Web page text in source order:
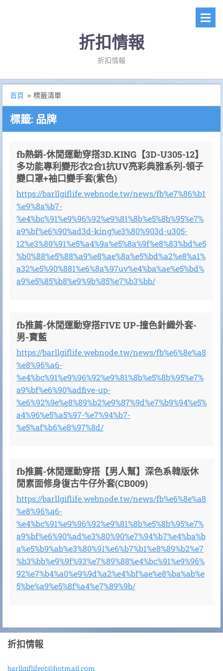
折扣情報
折扣情報
首頁 > 標籤清單
標籤: 品牌
fb熱銷-休閒運動穿搭3D.KING【3D-U305-12】
多功能專利變形衣2合1抗UV亮彩典雅系列-領子
變口罩+袖口變手套(紫色)
https://barllgiflife.webnode.tw/news/fb%e7%86%b1
%e9%8a%b7-
%e4%bc%91%e9%96%92%e9%81%8b%e5%8b%95%e7%
a9%bf%e6%90%ad3d-king%e3%80%903d-u305-
12%e3%80%91%e5%a4%9a%e5%8a%9f%e8%83%bd%e5
%b0%88%e5%88%a9%e8%ae%8a%e5%bd%a2%e8%a1%
a32%e5%90%881%e6%8a%97uv%e4%ba%ae%e5%bd%
a9%e5%85%b8%e9%9b%85%e7%b3%bb/
fb推薦-休閒運動穿搭FIVE UP-撞色針織外套-
男-寶藍
https://barllgiflife.webnode.tw/news/fb%e6%8e%a8
%e8%96%a6-
%e4%bc%91%e9%96%92%e9%81%8b%e5%8b%95%e7%
a9%bf%e6%90%adfive-up-
%e6%92%9e%e8%89%b2%e9%87%9d%e7%b9%94%e5%
a4%96%e5%a5%97-%e7%94%b7-
%e5%af%b6%e8%97%8d/
fb推薦-休閒運動穿搭【男人幫】深色系韓版休
閒素面修身復古牛仔外套(CB009)
https://barllgiflife.webnode.tw/news/fb%e6%8e%a8
%e8%96%a6-
%e4%bc%91%e9%96%92%e9%81%8b%e5%8b%95%e7%
a9%bf%e6%90%ad%e3%80%90%e7%94%b7%e4%ba%b
a%e5%b9%ab%e3%80%91%e6%b7%b1%e8%89%b2%e7
%b3%bb%e9%9f%93%e7%89%88%e4%bc%91%e9%96%
92%e7%b4%a0%e9%9d%a2%e4%bf%ae%e8%ba%ab%e
5%be%a9%e5%8f%a4%e7%89%9b/
折扣情報
barllgiflifeot@hotmail.com